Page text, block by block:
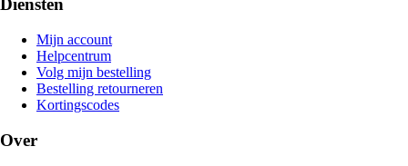
Diensten
Mijn account
Helpcentrum
Volg mijn bestelling
Bestelling retourneren
Kortingscodes
Over